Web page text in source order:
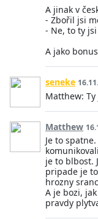
A jinak v
- Zbořil jsi
- Ne, to ty
A jako
seneke
Matthew: Ty
Matthew
Je to
je to blbost.
pripade je
hrozny
A je bozi,
pravdy